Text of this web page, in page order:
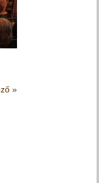
»